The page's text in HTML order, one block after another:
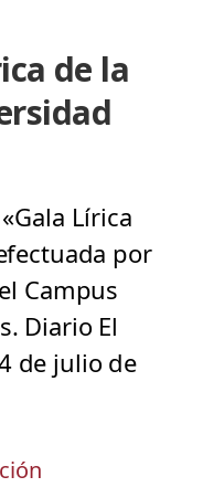
de la
Lírica
por
Campus
Diario El
de julio de